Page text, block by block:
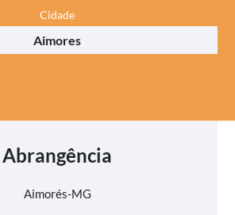
Cidade
Aimores
Abrangência
Aimorés-MG